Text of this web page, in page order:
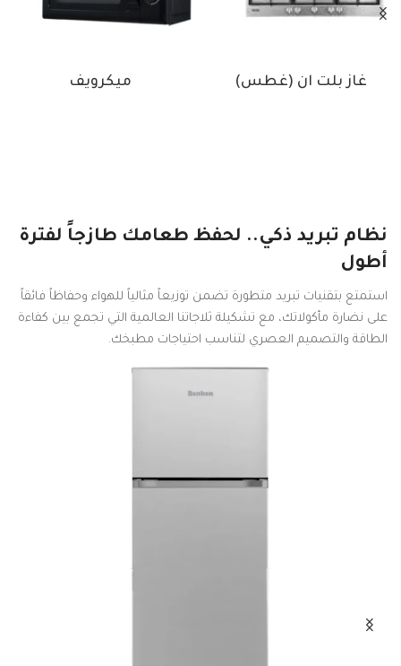
غاز بلت ان (غطس) ميكرويف
نظام تبريد ذكي.. لحفظ طعامك طازجاً لفترة
أطول
استمتع بتقنيات تبريد متطورة تضمن توزيعاً مثالياً للهواء وحفاظاً فائقاً
على نضارة مأكولاتك، مع تشكيلة ثلاجاتنا العالمية التي تجمع بين كفاءة
الطاقة والتصميم العصري لتناسب احتياجات مطبخك.